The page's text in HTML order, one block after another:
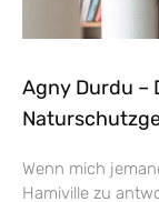
Agny Durdu –
Wenn mich
Hamiville zu